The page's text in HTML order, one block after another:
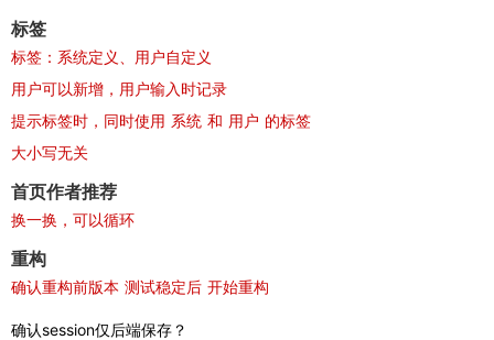
标签
标签：系统定义、用户自定义
用户可以新增，用户输入时记录
提示标签时，同时使用 系统 和 用户 的标签
大小写无关
首页作者推荐
换一换，可以循环
重构
确认重构前版本 测试稳定后 开始重构
确认session仅后端保存？